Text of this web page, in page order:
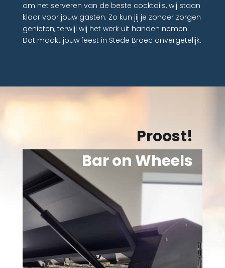
om het serveren van de beste cocktails, wij staan
klaar voor jouw gasten. Zo kun jij je zonder zorgen
genieten, terwijl wij het werk uit handen nemen.
Dat maakt jouw feest in Stede Broec onvergetelijk.
Proost!
Bar on Wheels